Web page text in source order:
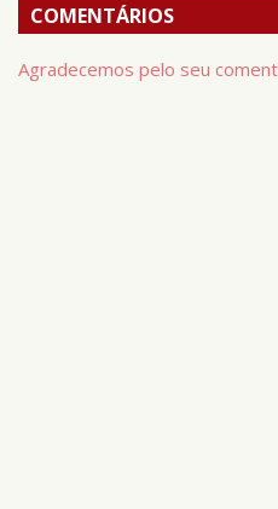
COMENTÁRIOS
Agradecemos pelo seu